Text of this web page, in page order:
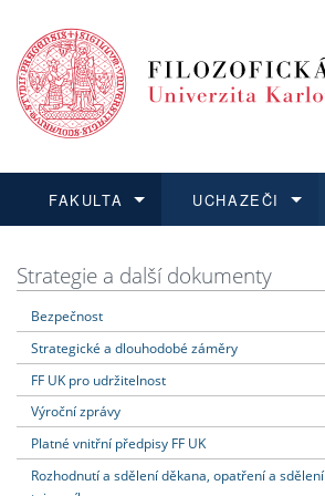
FAKULTA
Dozvědět se více
UCHAZEČI
Podat přihlášku
Dozvědět se více
Dozvědět se více
Dozvědět se více
Strategie a další dokumenty
Bezpečnost
Strategické a dlouhodobé záměry
FF UK pro udržitelnost
Výroční zprávy
Platné vnitřní předpisy FF UK
Rozhodnutí a sdělení děkana, opatření a sdělení